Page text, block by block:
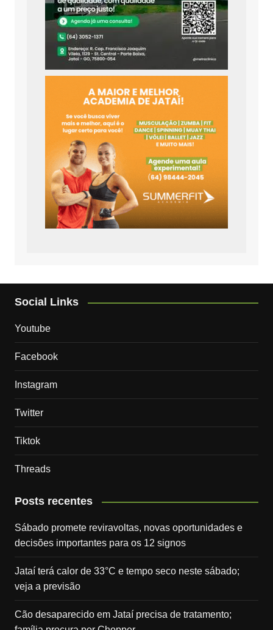
Social Links
Youtube
Facebook
Instagram
Twitter
Tiktok
Threads
Posts recentes
Sábado promete reviravoltas, novas oportunidades e
decisões importantes para os 12 signos
Jataí terá calor de 33°C e tempo seco neste sábado;
veja a previsão
Cão desaparecido em Jataí precisa de tratamento;